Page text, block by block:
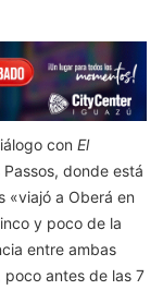
con El
donde está
«viajó a Oberá en
y poco de la
entre ambas
antes de las 7